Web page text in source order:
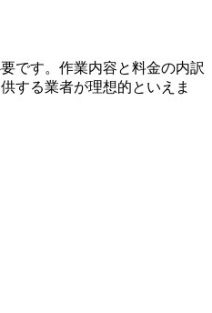
です。作業内容と料金の内訳
する業者が理想的といえま